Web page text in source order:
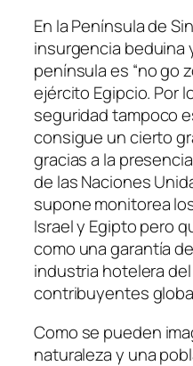
En la Península de
insurgencia beduina
península es “no go
ejército Egipcio. Por
seguridad tampoco
consigue un cierto
gracias a la
de las Naciones
supone monitorea
Israel y Egipto pero
como una garantía
industria hotelera
contribuyentes
Como se pueden
naturaleza y una